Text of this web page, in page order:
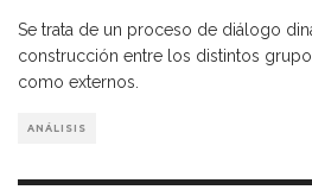
Se trata de un proceso de diálogo
construcción entre los distintos
como externos.
ANÁLISIS